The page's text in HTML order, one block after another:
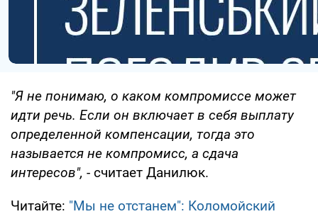
"Я не понимаю, о каком компромиссе может
идти речь. Если он включает в себя выплату
определенной компенсации, тогда это
называется не компромисс, а сдача
интересов", - считает Данилюк.
Читайте: "Мы не отстанем": Коломойский